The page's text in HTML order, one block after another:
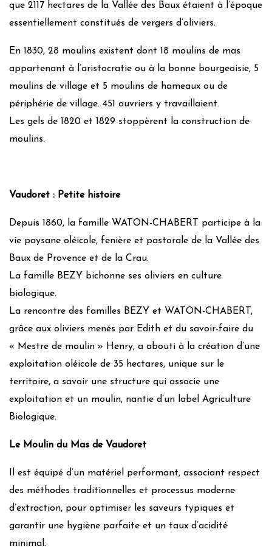
que 2117 hectares de la Vallée des Baux étaient à l’époque
essentiellement constitués de vergers d’oliviers.
En 1830, 28 moulins existent dont 18 moulins de mas
appartenant à l’aristocratie ou à la bonne bourgeoisie, 5
moulins de village et 5 moulins de hameaux ou de
périphérie de village. 451 ouvriers y travaillaient.
Les gels de 1820 et 1829 stoppèrent la construction de
moulins.
Vaudoret : Petite histoire
Depuis 1860, la famille WATON-CHABERT participe à la
vie paysane oléicole, fenière et pastorale de la Vallée des
Baux de Provence et de la Crau.
La famille BEZY bichonne ses oliviers en culture
biologique.
La rencontre des familles BEZY et WATON-CHABERT,
grâce aux oliviers menés par Edith et du savoir-faire du
« Mestre de moulin » Henry, a abouti à la création d’une
exploitation oléicole de 35 hectares, unique sur le
territoire, a savoir une structure qui associe une
exploitation et un moulin, nantie d’un label Agriculture
Biologique.
Le Moulin du Mas de Vaudoret
Il est équipé d’un matériel performant, associant respect
des méthodes traditionnelles et processus moderne
d’extraction, pour optimiser les saveurs typiques et
garantir une hygiène parfaite et un taux d’acidité
minimal.